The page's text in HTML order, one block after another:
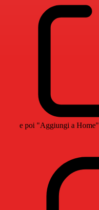
e poi "Aggiungi a Home"